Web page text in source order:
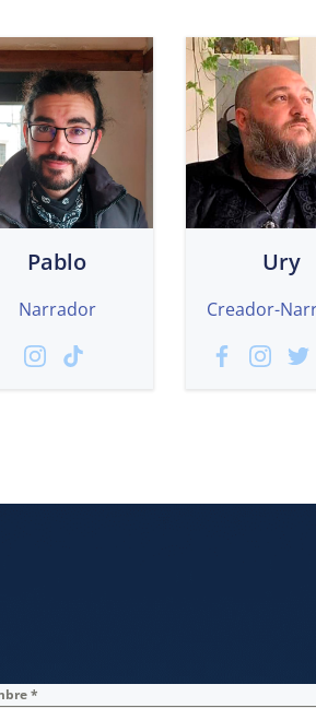
Pablo
Narrador
Ury
Creador-
*